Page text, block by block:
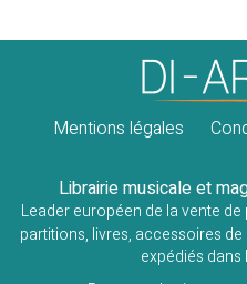
Mentions légales
Librairie musicale et
Leader européen de la vente
partitions, livres, accessoires de
expédiés dans